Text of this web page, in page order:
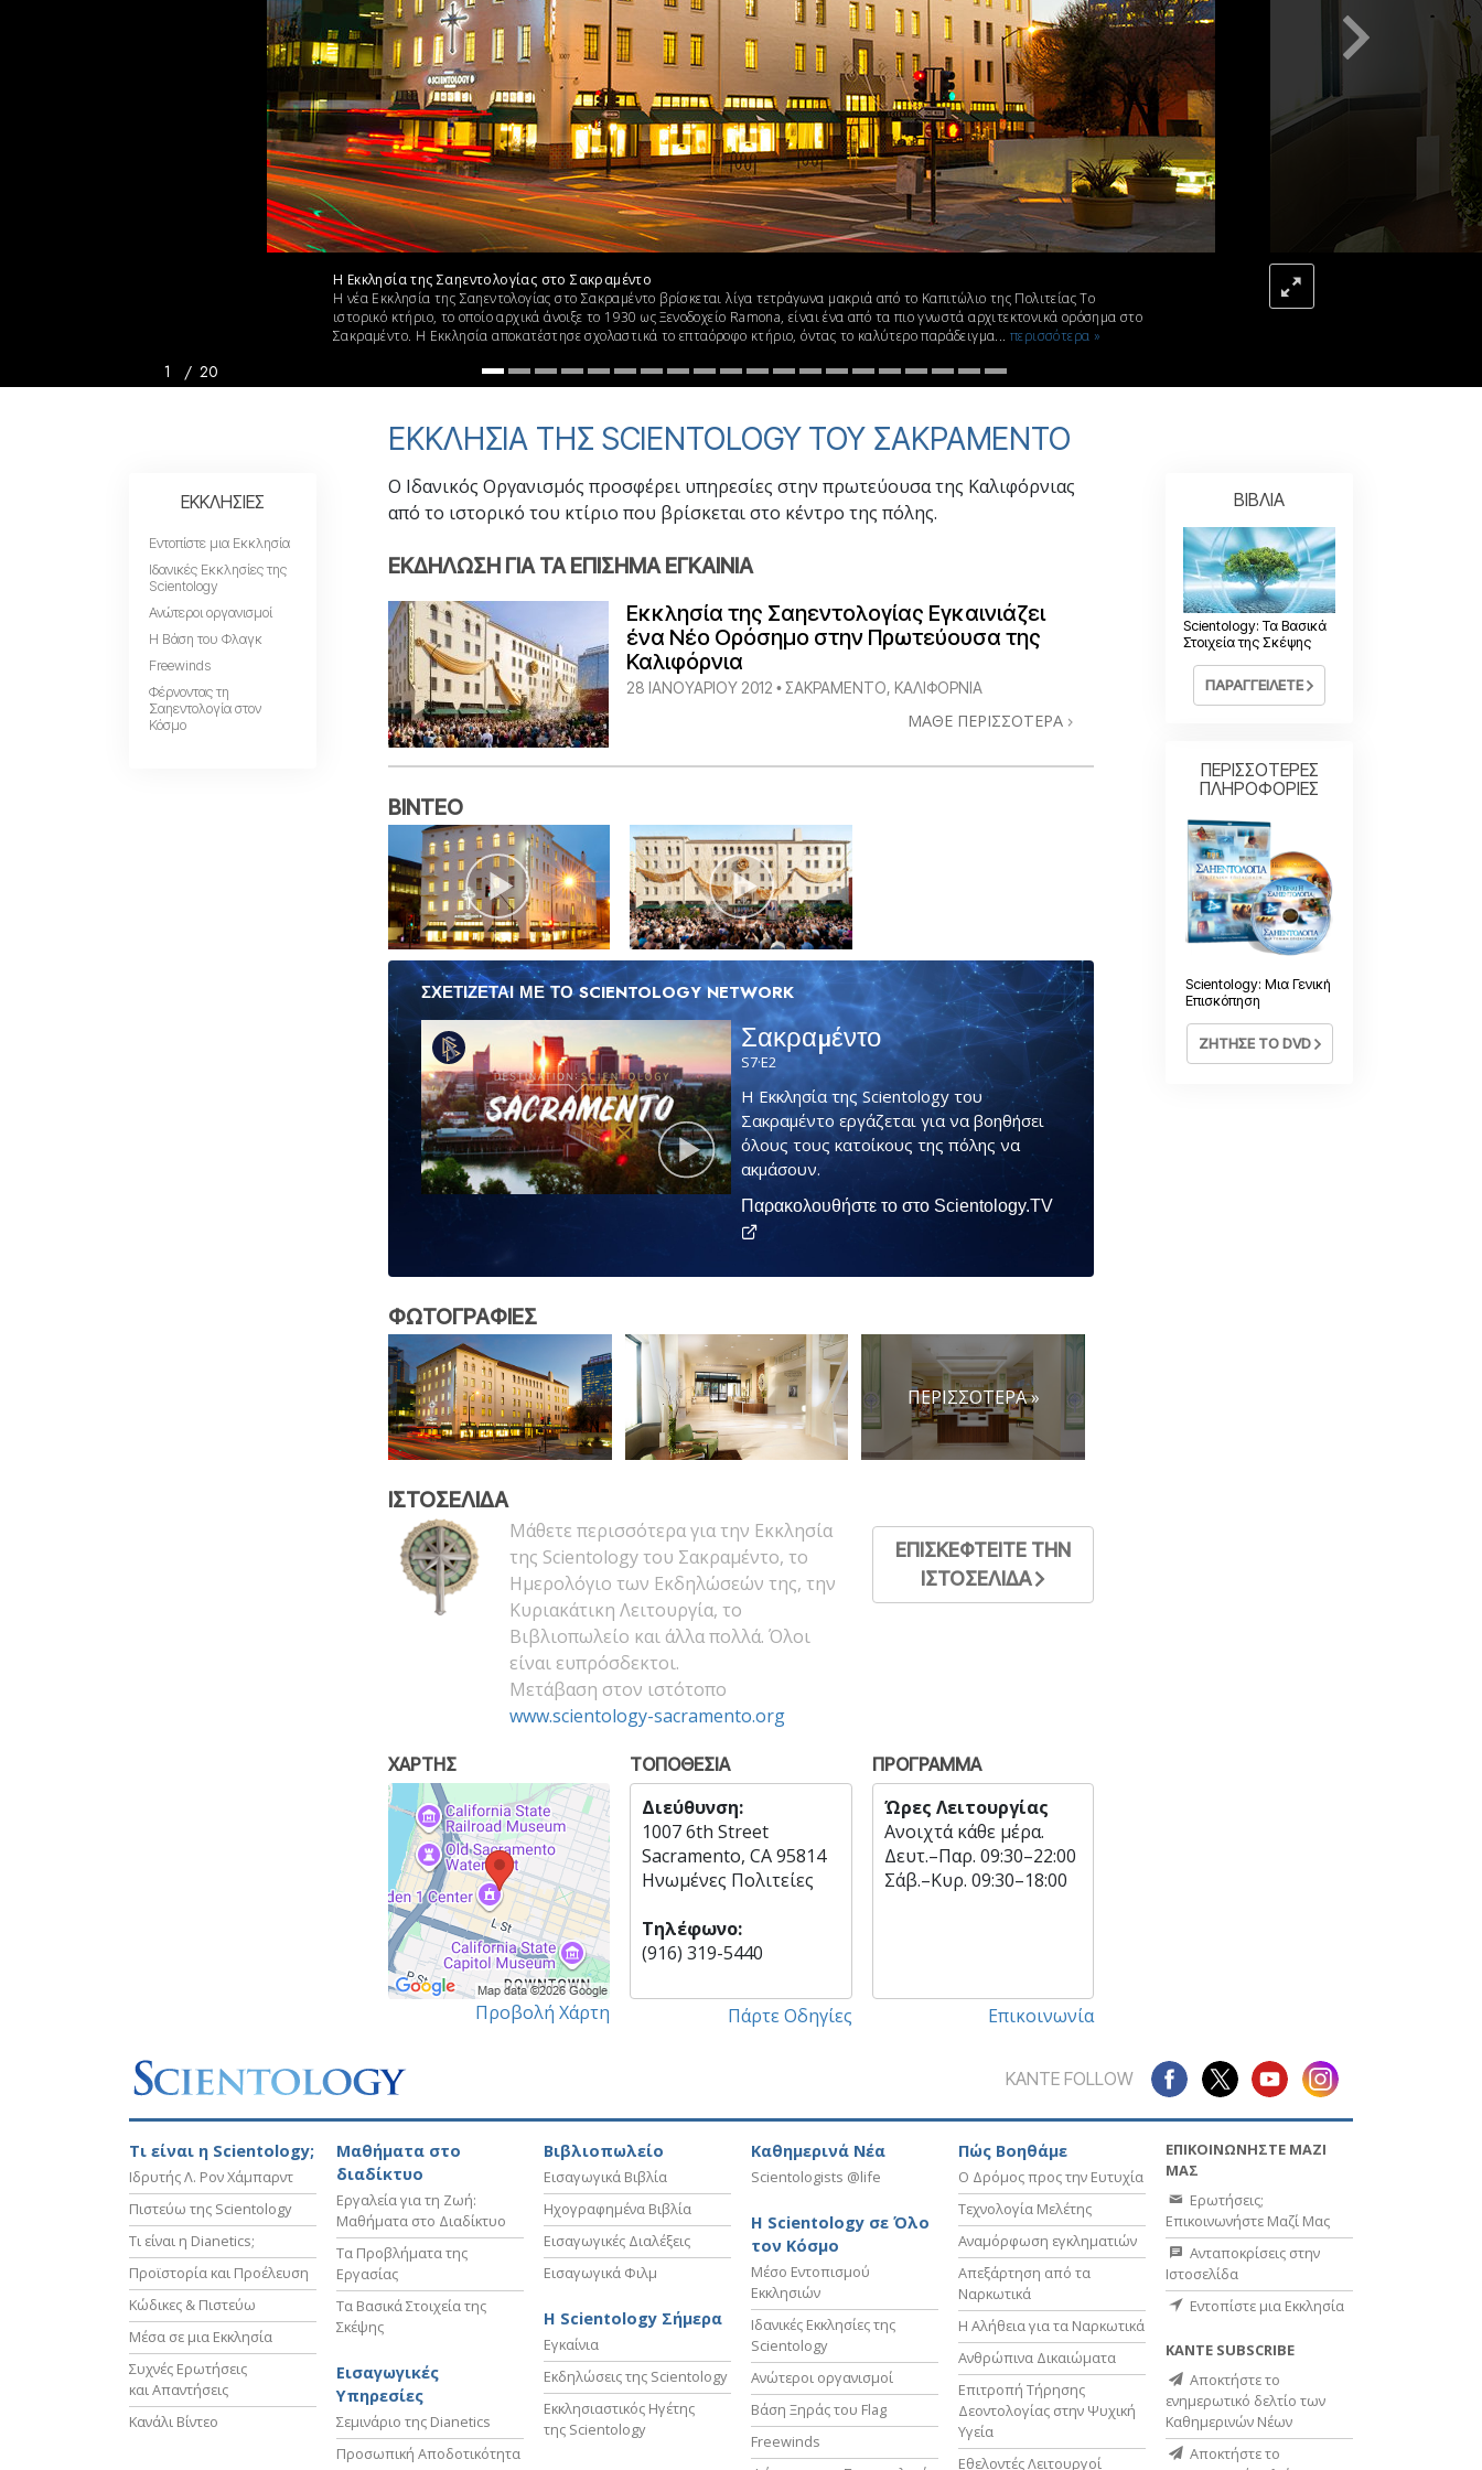
Αγάπη και Μίσος –
Tι είναι η Μεγαλοσύνη;
Σαηεντολογίας
Συναισθημάτων
Φάρμακα και Ναρκωτικά:
Το Πρόβλημα και η Λύση του
Παιδιά
Εργαλεία για τον Χώρο Εργασίας
Ηθική και Καταστάσεις Ηθικής
Η Αιτία της Καταπίεσης
Τα Βασικά Στοιχεία της Οργάνωσης
Η Εκκλησία της Σαηεντολογίας στο Σακραμέντο
Η νέα Εκκλησία της Σαηεντολογίας στο Σακραμέντο βρίσκεται λίγα τετράγωνα μακριά από το Καπιτώλιο της Πολιτείας Το
ιστορικό κτήριο, το οποίο αρχικά άνοιξε το 1930 ως Ξενοδοχείο Ramona, είναι ένα από τα πιο γνωστά αρχιτεκτονικά ορόσημα στο
Σακραμέντο. Η Εκκλησία αποκατέστησε σχολαστικά το επταόροφο κτήριο, όντας το καλύτερο παράδειγμα... περισσότερα »
1 / 20
ΕΚΚΛΗΣΙΑ ΤΗΣ SCIENTOLOGY ΤΟΥ ΣΑΚΡΑΜΕΝΤΟ
Ο Ιδανικός Οργανισμός προσφέρει υπηρεσίες στην πρωτεύουσα της Καλιφόρνιας
από το ιστορικό του κτίριο που βρίσκεται στο κέντρο της πόλης.
ΕΚΔΗΛΩΣΗ ΓΙΑ ΤΑ ΕΠΙΣΗΜΑ ΕΓΚΑΙΝΙΑ
Εκκλησία της Σαηεντολογίας Εγκαινιάζει
ένα Νέο Ορόσημο στην Πρωτεύουσα της
Καλιφόρνια
28 ΙΑΝΟΥΑΡΙΟΥ 2012 •ΣΑΚΡΑΜΈΝΤΟ, ΚΑΛΙΦΌΡΝΙΑ
ΜΑΘΕ ΠΕΡΙΣΣΟΤΕΡΑ
ΒΙΝΤΕΟ
ΣΧΕΤΙΖΕΤΑΙ ΜΕ ΤΟ SCIENTOLOGY NETWORK
Σακραµέντο
S7·E2
Η Εκκλησία της Scientology του
Σακραμέντο εργάζεται για να βοηθήσει
όλους τους κατοίκους της πόλης να
ακμάσουν.
Παρακολουθήστε το στο Scientology.TV
ΦΩΤΟΓΡΑΦΙΕΣ
ΠΕΡΙΣΣΟΤΕΡΑ »
ΙΣΤΟΣΕΛΙΔΑ
Μάθετε περισσότερα για την Εκκλησία
της Scientology του Σακραμέντο, το
Ημερολόγιο των Εκδηλώσεών της, την
Κυριακάτικη Λειτουργία, το
Βιβλιοπωλείο και άλλα πολλά. Όλοι
είναι ευπρόσδεκτοι.
Μετάβαση στον ιστότοπο
www.scientology-sacramento.org
ΕΠΙΣΚΕΦΤΕΙΤΕ ΤΗΝ
ΙΣΤΟΣΕΛΙΔΑ
ΧΑΡΤΗΣ
Προβολή Χάρτη
ΤΟΠΟΘΕΣΙΑ
Διεύθυνση:
1007 6th Street
Sacramento, CA 95814
Ηνωμένες Πολιτείες
Τηλέφωνο:
(916) 319-5440
Πάρτε Οδηγίες
ΠΡΟΓΡΑΜΜΑ
Ώρες Λειτουργίας
Ανοιχτά κάθε μέρα.
Δευτ.–Παρ. 09:30–22:00
Σάβ.–Κυρ. 09:30–18:00
Επικοινωνία
ΕΚΚΛΗΣΙΕΣ
Εντοπίστε μια Εκκλησία
Ιδανικές Εκκλησίες της
Scientology
Ανώτεροι οργανισμοί
Η Βάση του Φλαγκ
Freewinds
Φέρνοντας τη
Σαηεντολογία στον
Κόσμο
ΒΙΒΛΙΑ
Scientology: Τα Βασικά
Στοιχεία της Σκέψης
ΠΑΡΑΓΓΕΙΛΕΤΕ
ΠΕΡΙΣΣΟΤΕΡΕΣ
ΠΛΗΡΟΦΟΡΙΕΣ
Scientology: Μια Γενική
Επισκόπηση
ΖΗΤΗΣΕ ΤΟ DVD
ΚΑΝΤΕ FOLLOW
Τι είναι η Scientology;
Ιδρυτής Λ. Ρον Χάμπαρντ
Πιστεύω της Scientology
Τι είναι η Dianetics;
Προϊστορία και Προέλευση
Κώδικες & Πιστεύω
Μέσα σε μια Εκκλησία
Συχνές Ερωτήσεις
και Απαντήσεις
Κανάλι Βίντεο
Μαθήματα στο
διαδίκτυο
Εργαλεία για τη Ζωή:
Μαθήματα στο Διαδίκτυο
Τα Προβλήματα της
Εργασίας
Τα Βασικά Στοιχεία της
Σκέψης
Εισαγωγικές
Υπηρεσίες
Σεμινάριο της Dianetics
Προσωπική Αποδοτικότητα
Βιβλιοπωλείο
Εισαγωγικά Βιβλία
Ηχογραφημένα Βιβλία
Εισαγωγικές Διαλέξεις
Εισαγωγικά Φιλμ
Η Scientology Σήμερα
Εγκαίνια
Εκδηλώσεις της Scientology
Εκκλησιαστικός Ηγέτης
της Scientology
Καθημερινά Νέα
Scientologists @life
Η Scientology σε Όλο
τον Κόσμο
Μέσο Εντοπισμού
Εκκλησιών
Ιδανικές Εκκλησίες της
Scientology
Ανώτεροι οργανισμοί
Βάση Ξηράς του Flag
Freewinds
Πώς Βοηθάμε
Ο Δρόμος προς την Ευτυχία
Τεχνολογία Μελέτης
Αναμόρφωση εγκληματιών
Απεξάρτηση από τα
Ναρκωτικά
Η Αλήθεια για τα Ναρκωτικά
Ανθρώπινα Δικαιώματα
Επιτροπή Τήρησης
Δεοντολογίας στην Ψυχική
Υγεία
Εθελοντές Λειτουργοί
ΕΠΙΚΟΙΝΩΝΗΣΤΕ ΜΑΖΙ
ΜΑΣ
Ερωτήσεις;
Επικοινωνήστε Μαζί Μας
Ανταποκρίσεις στην
Ιστοσελίδα
Εντοπίστε μια Εκκλησία
ΚΑΝΤΕ SUBSCRIBE
Αποκτήστε το
ενημερωτικό δελτίο των
Καθημερινών Νέων
Αποκτήστε το